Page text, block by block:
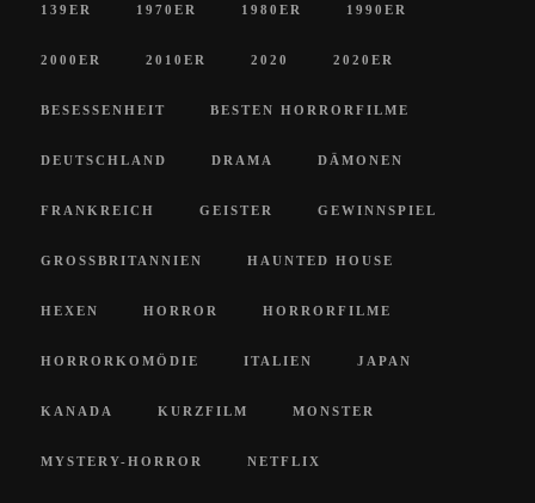
139ER 1970ER 1980ER 1990ER
2000ER 2010ER 2020 2020ER
BESESSENHEIT BESTEN HORRORFILME
DEUTSCHLAND DRAMA DÄMONEN
FRANKREICH GEISTER GEWINNSPIEL
GROSSBRITANNIEN HAUNTED HOUSE
HEXEN HORROR HORRORFILME
HORRORKOMÖDIE ITALIEN JAPAN
KANADA KURZFILM MONSTER
MYSTERY-HORROR NETFLIX